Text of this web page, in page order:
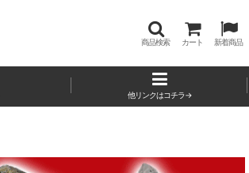
商品検索 カート 新着商品
他リンクはコチラ→